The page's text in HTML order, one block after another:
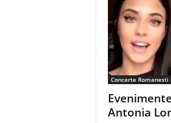
Concerte Romanesti
Antonia